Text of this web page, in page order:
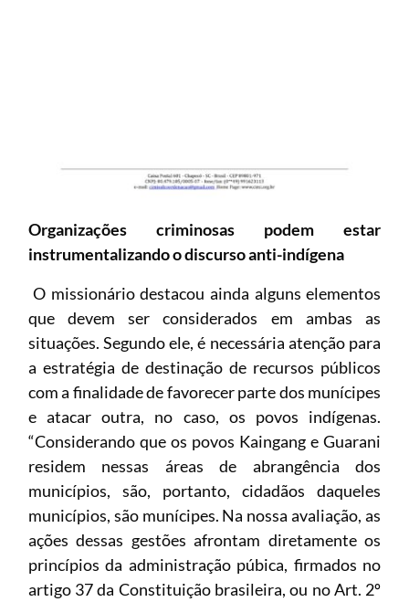
Organizações criminosas podem estar
instrumentalizando o discurso anti-indígena
O missionário destacou ainda alguns elementos
que devem ser considerados em ambas as
situações. Segundo ele, é necessária atenção para
a estratégia de destinação de recursos públicos
com a finalidade de favorecer parte dos munícipes
e atacar outra, no caso, os povos indígenas.
“Considerando que os povos Kaingang e Guarani
residem nessas áreas de abrangência dos
municípios, são, portanto, cidadãos daqueles
municípios, são munícipes. Na nossa avaliação, as
ações dessas gestões afrontam diretamente os
princípios da administração púbica, firmados no
artigo 37 da Constituição brasileira, ou no Art. 2º